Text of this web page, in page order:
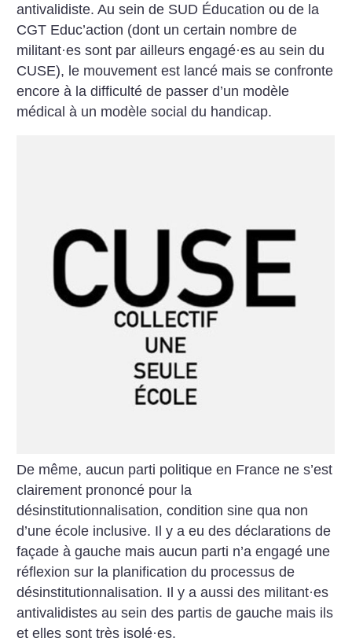
antivalidiste. Au sein de SUD Éducation ou de la
CGT Educ’action (dont un certain nombre de
militant·es sont par ailleurs engagé·es au sein du
CUSE), le mouvement est lancé mais se confronte
encore à la difficulté de passer d’un modèle
médical à un modèle social du handicap.
De même, aucun parti politique en France ne s’est
clairement prononcé pour la
désinstitutionnalisation, condition sine qua non
d’une école inclusive. Il y a eu des déclarations de
façade à gauche mais aucun parti n’a engagé une
réflexion sur la planification du processus de
désinstitutionnalisation. Il y a aussi des militant·es
antivalidistes au sein des partis de gauche mais ils
et elles sont très isolé·es.